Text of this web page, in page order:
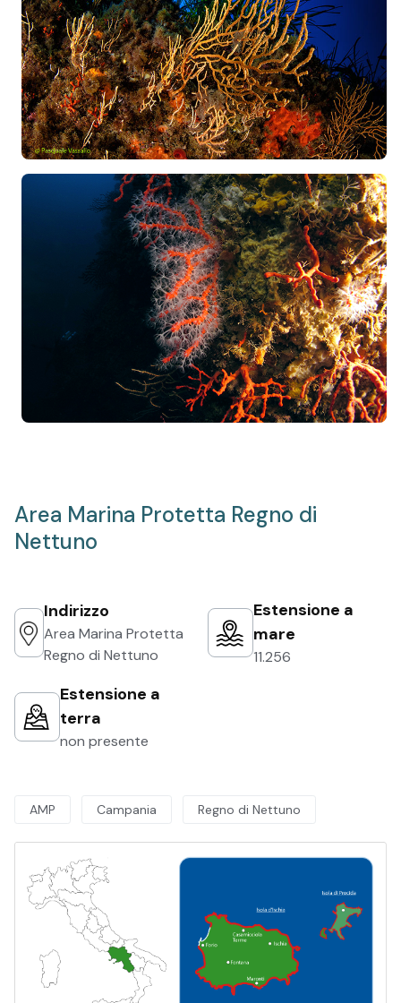
Area Marina Protetta Regno di
Nettuno
Indirizzo
Area Marina Protetta
Regno di Nettuno
Estensione a
mare
11.256
Estensione a
terra
non presente
AMP Campania Regno di Nettuno